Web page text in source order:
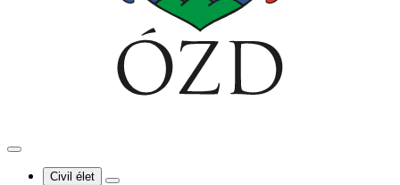
Civil élet